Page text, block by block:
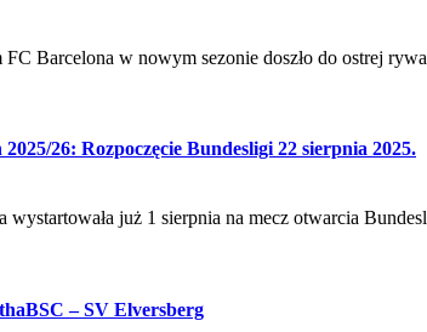
Barcelona w nowym sezonie doszło do ostrej
26: Rozpoczęcie Bundesligi 22 sierpnia 2025.
wystartowała już 1 sierpnia na mecz otwarcia
– SV Elversberg